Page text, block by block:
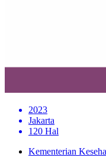
2023
Jakarta
120 Hal
Kementerian